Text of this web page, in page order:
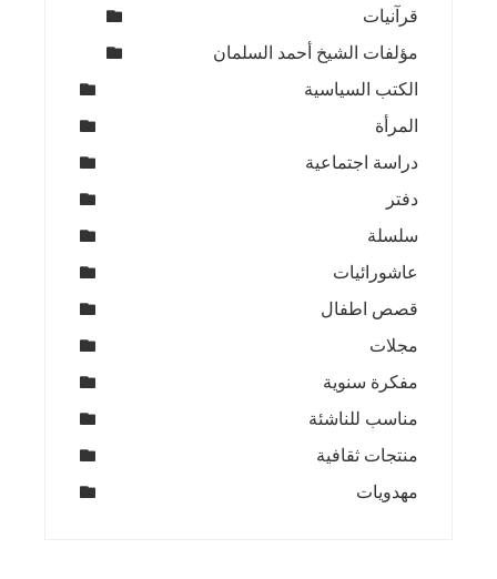
قرآنيات
مؤلفات الشيخ أحمد السلمان
الكتب السياسية
المرأة
دراسة اجتماعية
دفتر
سلسلة
عاشورائيات
قصص اطفال
مجلات
مفكرة سنوية
مناسب للناشئة
منتجات ثقافية
مهدويات